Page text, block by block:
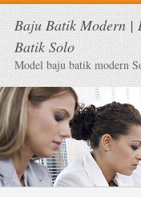
Baju Batik Modern |
Batik Solo
Model baju batik modern